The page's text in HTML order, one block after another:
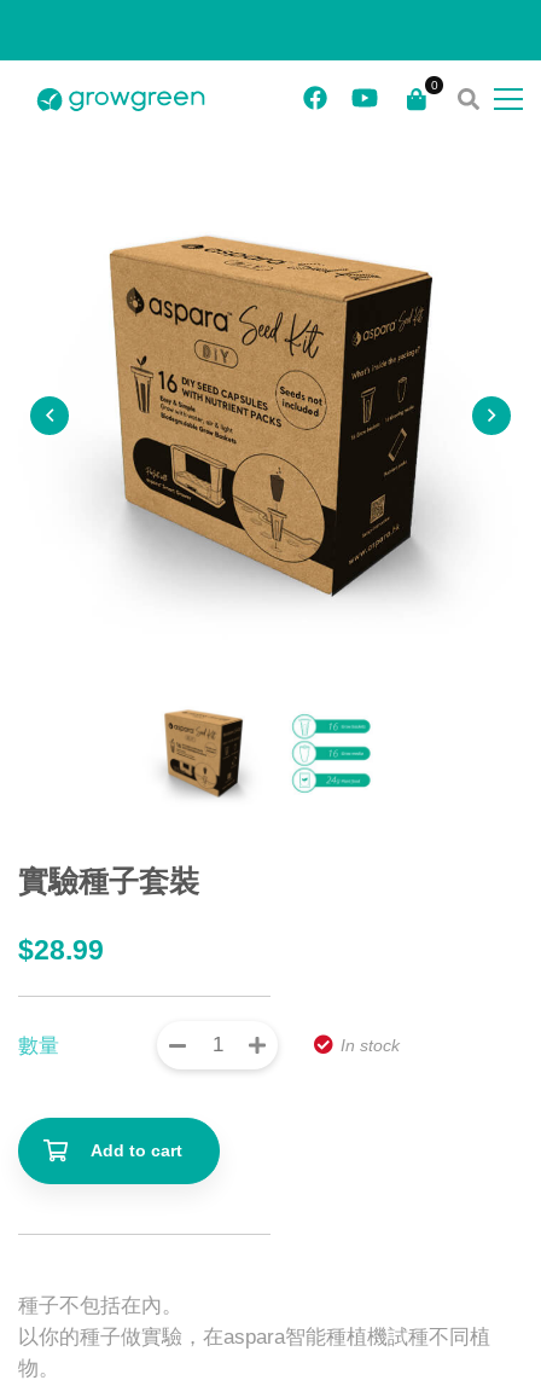
實驗種子套裝
$28.99
種子不包括在內。
以你的種子做實驗，在aspara智能種植機試種不同植
物。
數量 In stock
Add to cart